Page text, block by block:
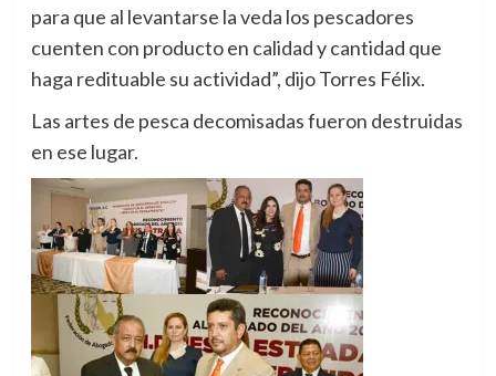
para que al levantarse la veda los pescadores
cuenten con producto en calidad y cantidad que
haga redituable su actividad”, dijo Torres Félix.
Las artes de pesca decomisadas fueron destruidas
en ese lugar.